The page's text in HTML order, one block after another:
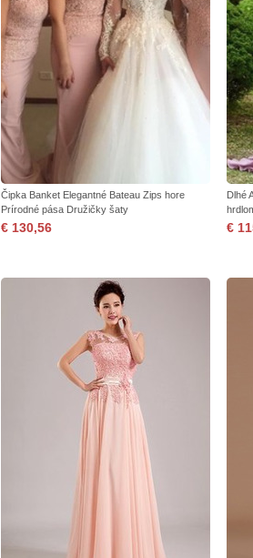
Čipka Banket Elegantné Bateau Zips hore
Prírodné pása Družičky šaty
€ 130,56
Dlhé
€